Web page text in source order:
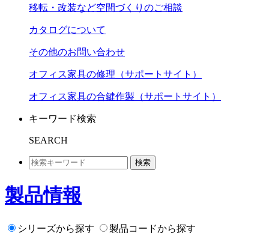
移転・改装など空間づくりのご相談
カタログについて
その他のお問い合わせ
オフィス家具の修理（サポートサイト）
オフィス家具の合鍵作製（サポートサイト）
キーワード検索
SEARCH
検索
製品情報
シリーズから探す 製品コードから探す